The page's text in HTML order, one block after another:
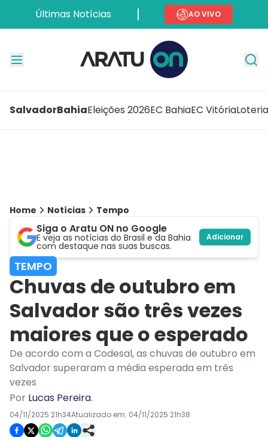
Últimas Notícias AO VIVO
SalvadorBahiaEleições 2026EC BahiaEC Vitória
Home Notícias Tempo
Siga o Aratu ON no Google
E veja as notícias do Brasil e da Bahia
com destaque nas suas buscas.
Adicionar
TEMPO
Chuvas de outubro em
Salvador são três vezes
maiores que o esperado
De acordo com a Codesal, as chuvas de outubro em
Salvador superaram a média esperada em três
vezes
Por Lucas Pereira.
04/11/2025 21h34Atualizado em: 04/11/2025 21h38